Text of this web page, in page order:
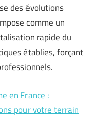
des évolutions
comme un
rapide du
établies, forçant
en France :
pour votre terrain